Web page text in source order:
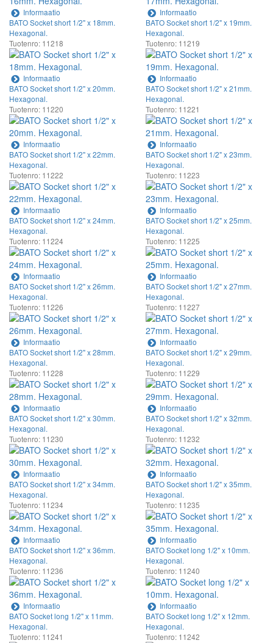
Informaatio
Informaatio
BATO Socket short 1/2" x 18mm.
Hexagonal.
Tuotenro: 11218
Informaatio
BATO Socket short 1/2" x 19mm.
Hexagonal.
Tuotenro: 11219
Informaatio
BATO Socket short 1/2" x 20mm.
Hexagonal.
Tuotenro: 11220
Informaatio
BATO Socket short 1/2" x 21mm.
Hexagonal.
Tuotenro: 11221
Informaatio
BATO Socket short 1/2" x 22mm.
Hexagonal.
Tuotenro: 11222
Informaatio
BATO Socket short 1/2" x 23mm.
Hexagonal.
Tuotenro: 11223
Informaatio
BATO Socket short 1/2" x 24mm.
Hexagonal.
Tuotenro: 11224
Informaatio
BATO Socket short 1/2" x 25mm.
Hexagonal.
Tuotenro: 11225
Informaatio
BATO Socket short 1/2" x 26mm.
Hexagonal.
Tuotenro: 11226
Informaatio
BATO Socket short 1/2" x 27mm.
Hexagonal.
Tuotenro: 11227
Informaatio
BATO Socket short 1/2" x 28mm.
Hexagonal.
Tuotenro: 11228
Informaatio
BATO Socket short 1/2" x 29mm.
Hexagonal.
Tuotenro: 11229
Informaatio
BATO Socket short 1/2" x 30mm.
Hexagonal.
Tuotenro: 11230
Informaatio
BATO Socket short 1/2" x 32mm.
Hexagonal.
Tuotenro: 11232
Informaatio
BATO Socket short 1/2" x 34mm.
Hexagonal.
Tuotenro: 11234
Informaatio
BATO Socket short 1/2" x 35mm.
Hexagonal.
Tuotenro: 11235
Informaatio
BATO Socket short 1/2" x 36mm.
Hexagonal.
Tuotenro: 11236
Informaatio
BATO Socket long 1/2" x 10mm.
Hexagonal.
Tuotenro: 11240
Informaatio
BATO Socket long 1/2" x 11mm.
Hexagonal.
Tuotenro: 11241
BATO Socket long 1/2" x 12mm.
Hexagonal.
Tuotenro: 11242